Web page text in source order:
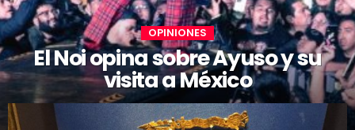
OPINIONES
El Noi opina sobre Ayuso y su
visita a México